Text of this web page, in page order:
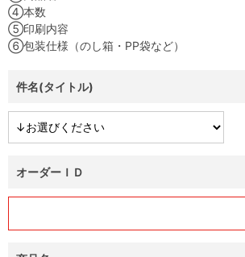
④本数
⑤印刷内容
⑥包装仕様（のし箱・PP袋など）
件名(タイトル)
オーダーＩＤ